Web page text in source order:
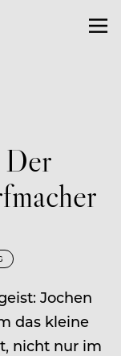
Der
Jochen
das kleine
nicht nur im